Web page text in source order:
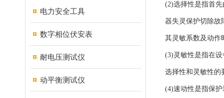
电力安全工具
数字相位伏安表
耐电压测试仪
动平衡测试仪
(2)选择性是指首
器失灵保护切除故
其灵敏系数及动
(3)灵敏性是指在
选择性和灵敏性
(4)速动性是指保